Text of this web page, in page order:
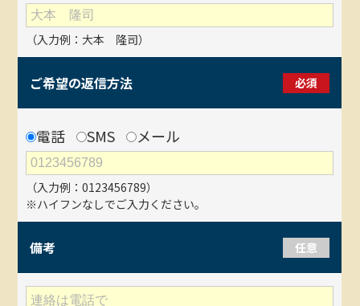
（入力例：大本 隆司）
ご希望の返信方法 必須
電話 SMS メール
（入力例：0123456789）
※ハイフンなしでご入力ください。
備考 任意